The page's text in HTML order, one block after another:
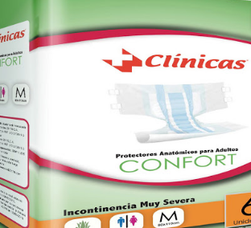
Alimentos y
Hogar Mascota